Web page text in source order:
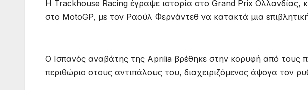
Η Trackhouse Racing έγραψε ιστορία στο Grand Prix Ολλανδίας,
στο MotoGP, με τον Ραούλ Φερνάντεθ να κατακτά μια
Ο Ισπανός αναβάτης της Aprilia βρέθηκε στην κορυφή από τους
περιθώριο στους αντιπάλους του, διαχειριζόμενος άψογα τον